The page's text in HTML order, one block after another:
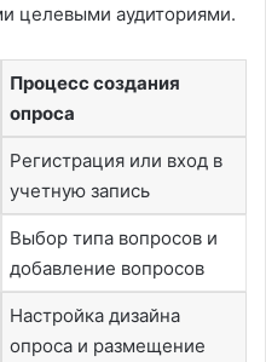
целевыми аудиториями.
Процесс создания
опроса
Регистрация или вход в
учетную запись
Выбор типа вопросов и
добавление вопросов
Настройка дизайна
опроса и размещение